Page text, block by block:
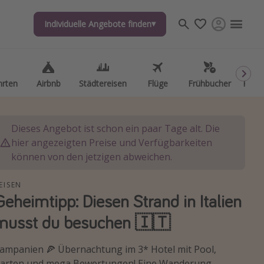
Individuelle Angebote finden
Airbnb Städtereisen Flüge Frühbucher
Individuelle Angebote finden
Airbnb Städtereisen Flüge Frühbucher
Dieses Angebot ist schon ein paar Tage alt. Die
hier angezeigten Preise und Verfügbarkeiten
können von den jetzigen abweichen.
Diesen Strand in Italien
du besuchen 🇮🇹
🍕 Übernachtung im 3* Hotel mit Pool,